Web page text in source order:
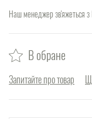
Наш менеджер зв'яжеться
В обране
Запитайте про товар